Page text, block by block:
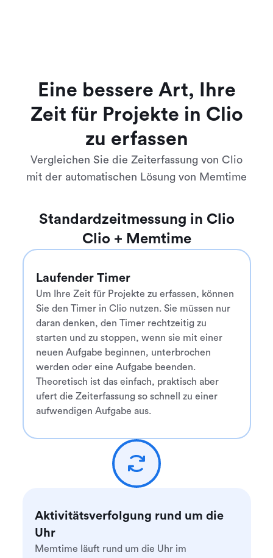
Eine bessere Art, Ihre
Zeit für Projekte in Clio
zu erfassen
Vergleichen Sie die Zeiterfassung von Clio
mit der automatischen Lösung von Memtime
Standardzeitmessung in Clio
Clio + Memtime
Laufender Timer
Um Ihre Zeit für Projekte zu erfassen, können
Sie den Timer in Clio nutzen. Sie müssen nur
daran denken, den Timer rechtzeitig zu
starten und zu stoppen, wenn sie mit einer
neuen Aufgabe beginnen, unterbrochen
werden oder eine Aufgabe beenden.
Theoretisch ist das einfach, praktisch aber
ufert die Zeiterfassung so schnell zu einer
aufwendigen Aufgabe aus.
Aktivitätsverfolgung rund um die
Uhr
Memtime läuft rund um die Uhr im